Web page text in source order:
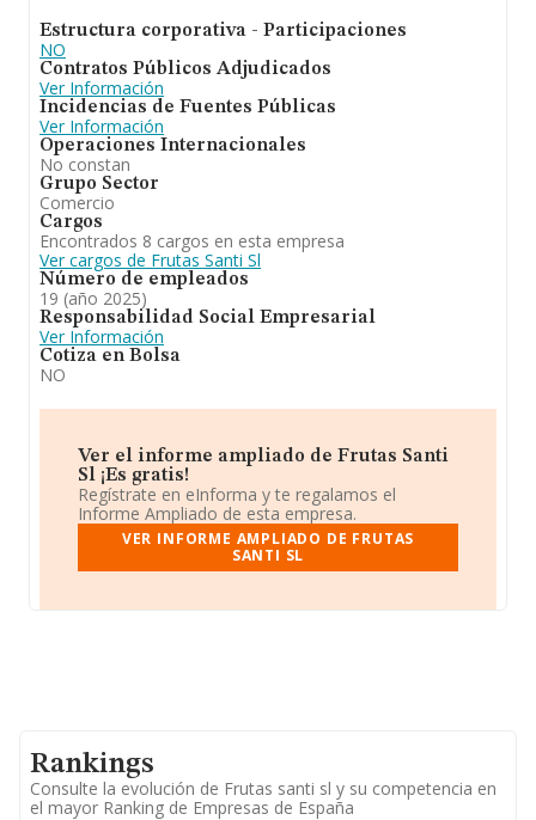
al por mayor de frutas de temporada y hortalizas
frescas. Ha experimentado un retroceso en el ranking
de su sector (Comercio al por mayor de frutas y
hortalizas). Se ha posicionado más abajo en el ranking
nacional (de todas las empresas presentes en el
territorio) frente al 2024.
Estructura corporativa - Participaciones
NO
Contratos Públicos Adjudicados
Ver Información
Incidencias de Fuentes Públicas
Ver Información
Operaciones Internacionales
No constan
Grupo Sector
Comercio
Cargos
Encontrados 8 cargos en esta empresa
Ver cargos de Frutas Santi Sl
Número de empleados
19 (año 2025)
Responsabilidad Social Empresarial
Ver Información
Cotiza en Bolsa
NO
Ver el informe ampliado de Frutas Santi
Sl ¡Es gratis!
Regístrate en eInforma y te regalamos el
Informe Ampliado de esta empresa.
VER INFORME AMPLIADO DE FRUTAS
SANTI SL
Rankings
Consulte la evolución de Frutas santi sl y su competencia en
el mayor Ranking de Empresas de España